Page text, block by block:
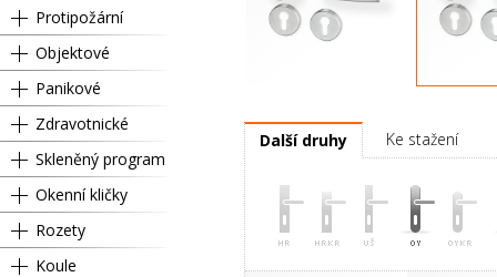
Protipožární
Objektové
Panikové
Zdravotnické
Skleněný program
Okenní kličky
Rozety
Koule
Další druhy Ke stažení